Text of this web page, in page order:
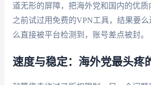
道无形的屏障，把海外党和国内的优质
之前试过用免费的VPN工具，结果要
么直接被平台检测到，账号差点被封。
速度与稳定：海外党最头疼